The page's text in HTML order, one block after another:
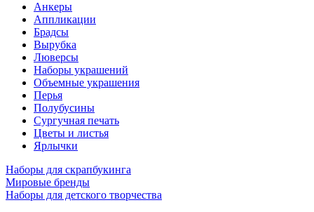
Анкеры
Аппликации
Брадсы
Вырубка
Люверсы
Наборы украшений
Объемные украшения
Перья
Полубусины
Сургучная печать
Цветы и листья
Ярлычки
Наборы для скрапбукинга
Мировые бренды
Наборы для детского творчества